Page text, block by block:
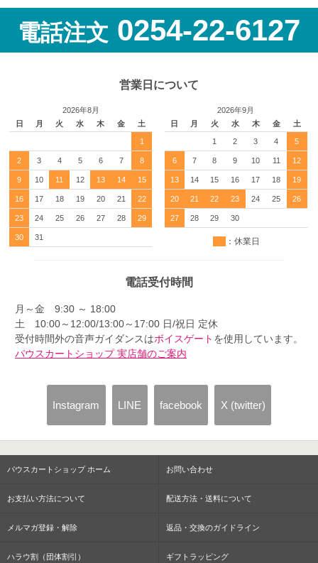
電話注文 0254-22-6127
営業日について
2026年8月
日
月 火 水 木 金 土
1
2 3 4 5 6 7 8
9 10 11 12 13 14 15
16 17 18 19 20 21 22
23 24 25 26 27 28 29
30 31
2026年9月
日
月 火 水 木 金 土
1 2 3 4 5
6 7 8 9 10 11 12
13 14 15 16 17 18 19
20 21 22 23 24 25 26
27 28 29 30
：休業日
電話受付時間
月～金 9:30 ～ 18:00
土 10:00～12:00/13:00～17:00 日/祝日 定休
受付時間外の音声ガイダンスはボイスゲート を使用しています。
パウスカートショップ 実店舗のご案内
Instagram LINE facebook X (twitter)
パウスカートショップ ホーム お問い合わせ
お支払い方法について 配送方法・送料について
メルマガ登録・解除 返品・交換のガイドライン
ハラウ割（団体割引） ギフトラッピング